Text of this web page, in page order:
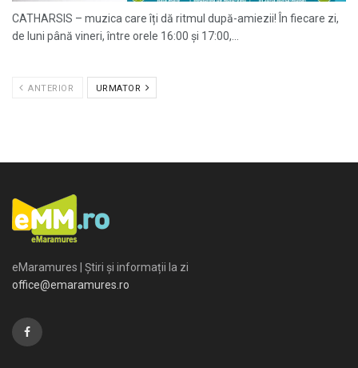
CATHARSIS – muzica care îți dă ritmul după-amiezii! În fiecare zi,
de luni până vineri, între orele 16:00 și 17:00,...
ANTERIOR URMATOR
eMaramures | Știri și informații la zi
office@emaramures.ro